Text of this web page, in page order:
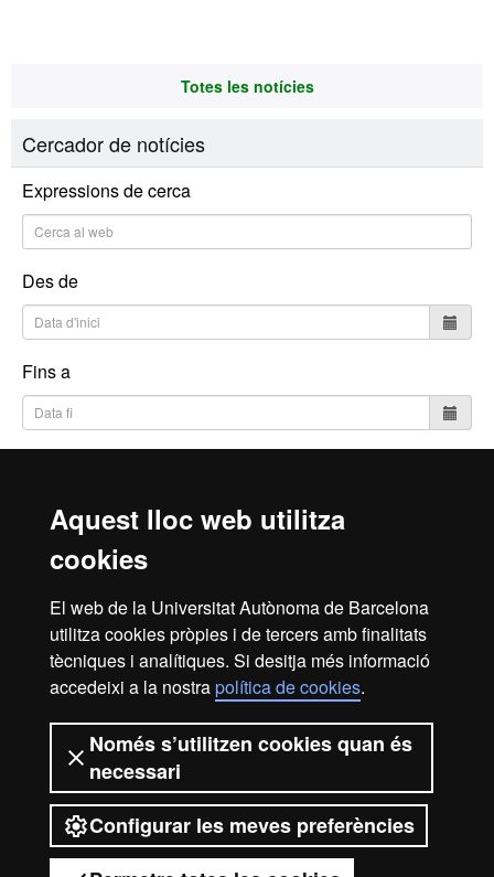
Aquest lloc web utilitza
cookies
El web de la Universitat Autònoma de Barcelona
utilitza cookies pròpies i de tercers amb finalitats
tècniques i analítiques. Si desitja més informació
accedeixi a la nostrapolítica de cookies.
Només s’utilitzen cookies quan és
necessari
Configurar les meves preferències
Totes les notícies
Cercador de notícies
Expressions de cerca
Des de
Fins a
Canal intern d'informació Protecció de dades
Sobre el web
Fundació UAB | Universitat Autònoma de Barcelona
La Fundació Universitat Autònoma de Barcelona és una
entitat creada en el si de la Universitat Autònoma de
Barcelona que col·labora en el foment i la realització
d’activitats docents, de recerca i d’acció social, i en la
prestació de serveis comercials i de gestió patrimonial
vinculats a l’activitat universitària, dirigits tant a la comunitat